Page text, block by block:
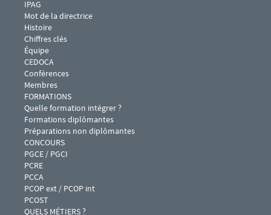
Menu footer IPAG 1
IPAG
Mot de la directrice
Histoire
Chiffres clés
Équipe
CEDOCA
Conférences
Membres
Menu footer IPAG 2
FORMATIONS
Quelle formation intégrer ?
Formations diplômantes
Préparations non diplômantes
Menu footer IPAG 3
CONCOURS
PGCE / PGCI
PCRE
PCCA
PCOP ext / PCOP int
PCOST
Menu footer IPAG 4
QUELS MÉTIERS ?